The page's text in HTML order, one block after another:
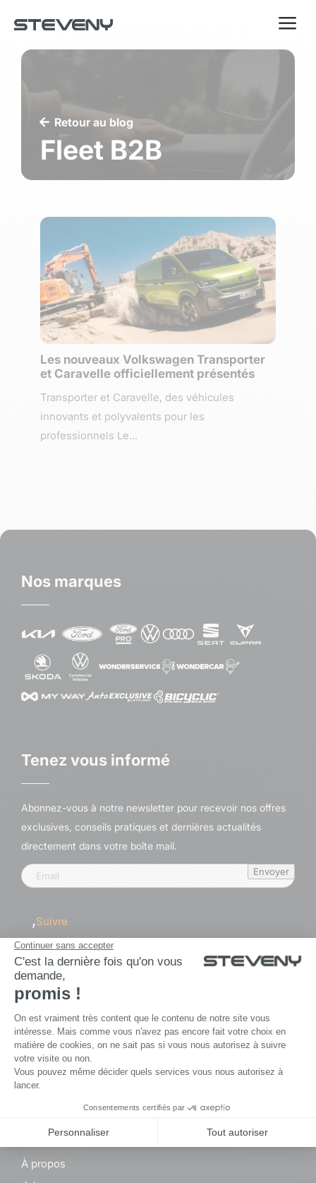
a
Retour au blog
Fleet B2B
Les nouveaux Volkswagen Transporter
et Caravelle officiellement présentés
Transporter et Caravelle, des véhicules
innovants et polyvalents pour les
professionnels Le...
Nos marques
Tenez vous informé
Abonnez-vous à notre newsletter pour recevoir nos offres
exclusives, conseils pratiques et dernières actualités
directement dans votre boîte mail.
Envoyer
Suivre
Suivre
Suivre
Suivre
Suivre
© ByPoush
Mentions légales
Politique de confidentialité
Le groupe Steveny
À propos